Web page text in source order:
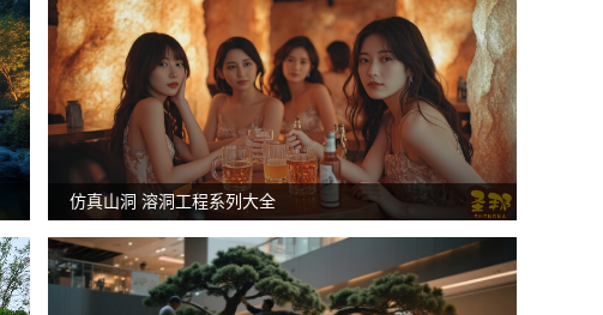
仿真山洞 溶洞工程系列大全